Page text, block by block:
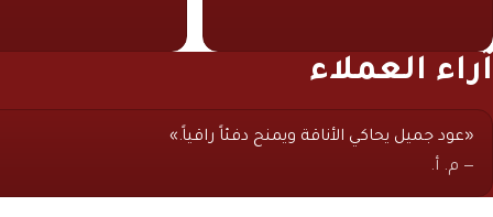
آراء العملاء
«عود جميل يحاكي الأناقة ويمنح دفئاً راقياً.»
— م. أ.